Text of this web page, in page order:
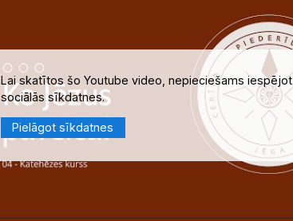
Lai skatītos šo Youtube video, nepieciešams iespējot
sociālās sīkdatnes.
Pielāgot sīkdatnes